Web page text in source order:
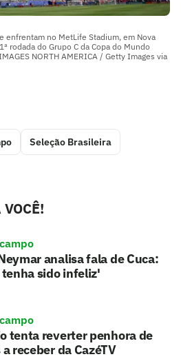
enfrentam no MetLife Stadium, em Nova
rodada do Grupo C da Copa do Mundo
NORTH AMERICA / Getty Images via
Seleção Brasileira
analisa fala de Cuca:
tenha sido infeliz'
tenta reverter penhora de
receber da CazéTV